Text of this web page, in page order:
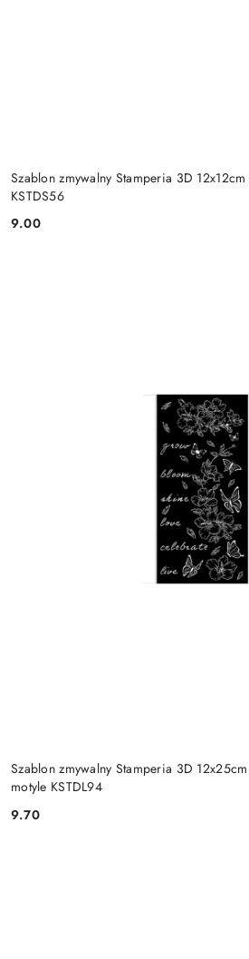
Szablon zmywalny Stamperia 3D
KSTDS56
Cena:
9.00
Szablon zmywalny Stamperia 3D
motyle KSTDL94
Cena:
9.70